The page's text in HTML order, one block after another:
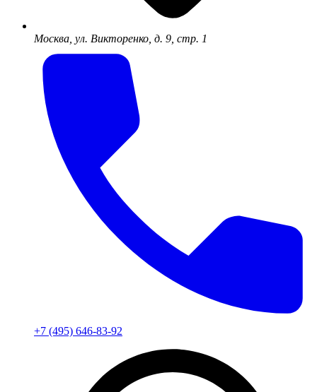
Москва, ул. Викторенко, д. 9, стр. 1
+7 (495) 646-83-92